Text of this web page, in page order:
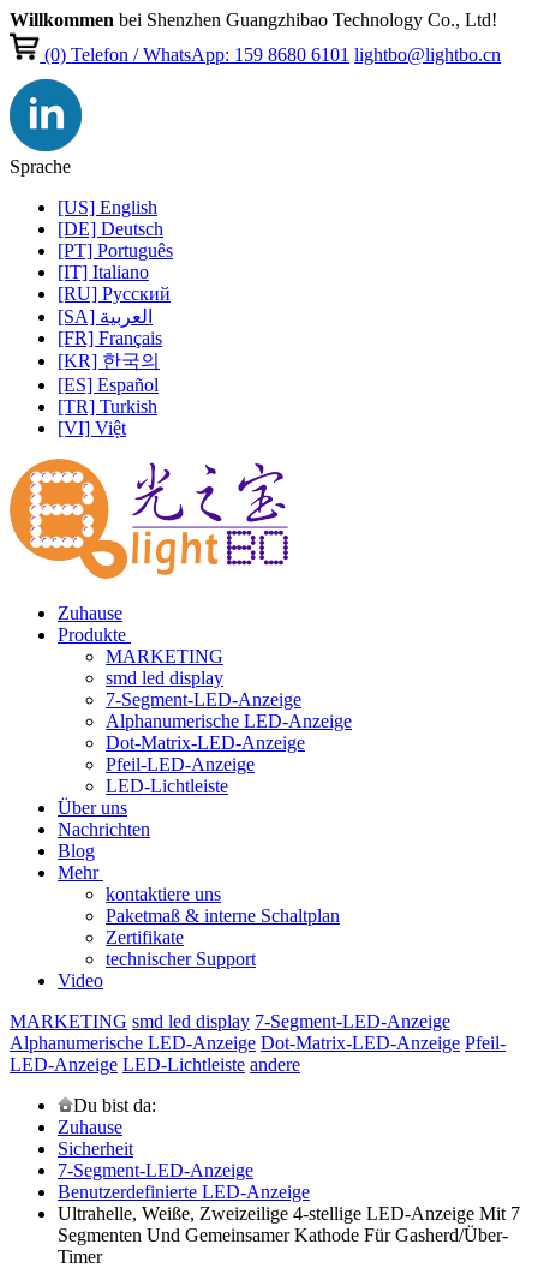
Willkommen bei Shenzhen Guangzhibao Technology Co., Ltd!
(0)Telefon / WhatsApp: 159 8680 6101 lightbo@lightbo.cn
Sprache
[US] English
[DE] Deutsch
[PT] Português
[IT] Italiano
[RU] Pусский
[SA] العربية
[FR] Français
[KR] 한국의
[ES] Español
[TR] Turkish
[VI] Việt
Zuhause
Produkte
MARKETING
smd led display
7-Segment-LED-Anzeige
Alphanumerische LED-Anzeige
Dot-Matrix-LED-Anzeige
Pfeil-LED-Anzeige
LED-Lichtleiste
Über uns
Nachrichten
Blog
Mehr
kontaktiere uns
Paketmaß & interne Schaltplan
Zertifikate
technischer Support
Video
MARKETING smd led display 7-Segment-LED-Anzeige
Alphanumerische LED-Anzeige Dot-Matrix-LED-Anzeige Pfeil-
LED-Anzeige LED-Lichtleiste andere
Du bist da:
Zuhause
Sicherheit
7-Segment-LED-Anzeige
Benutzerdefinierte LED-Anzeige
Ultrahelle, Weiße, Zweizeilige 4-stellige LED-Anzeige Mit 7
Segmenten Und Gemeinsamer Kathode Für Gasherd/Über-
Timer